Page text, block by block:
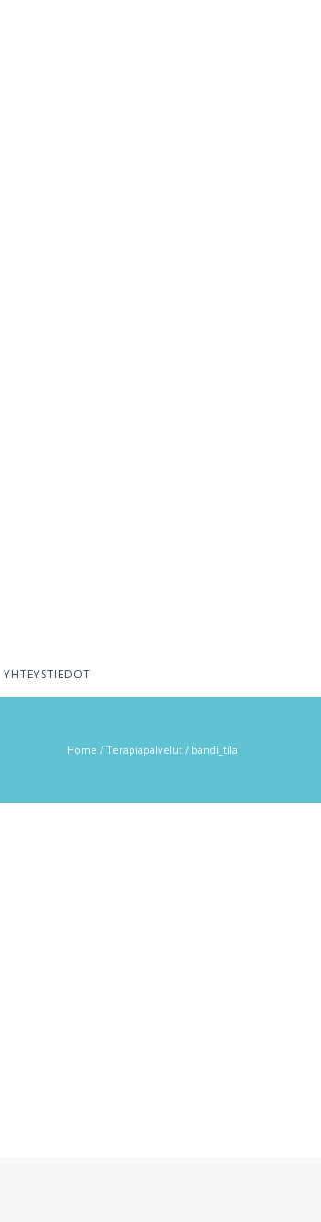
YHTEYSTIEDOT
Home / Terapiapalvelut / bandi_tila